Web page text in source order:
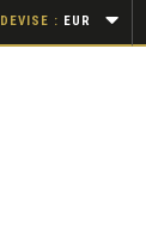
DEVISE : EUR